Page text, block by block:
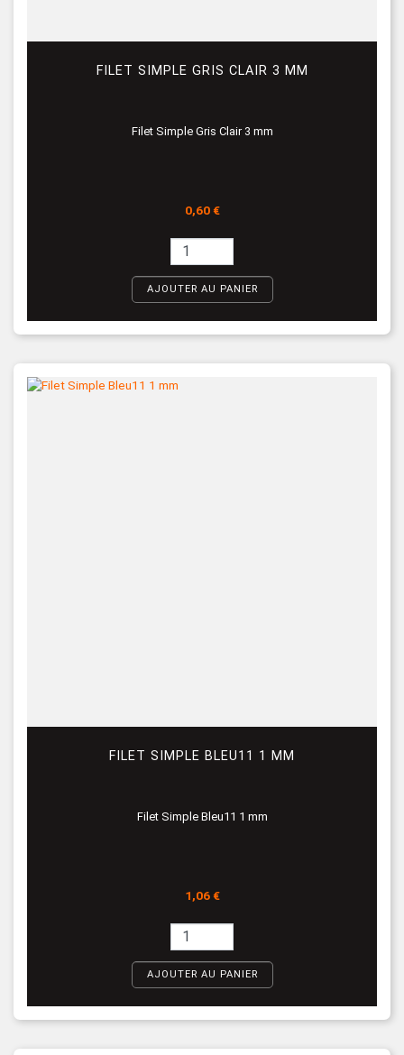
FILET SIMPLE GRIS CLAIR 3 MM
Filet Simple Gris Clair 3 mm
Prix
0,60 €
AJOUTER AU PANIER
FILET SIMPLE BLEU11 1 MM
Filet Simple Bleu11 1 mm
Prix
1,06 €
AJOUTER AU PANIER